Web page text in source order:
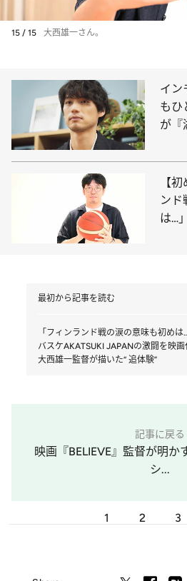
15 / 15 大西雄一さん。
イン
も
が『
【
ンド
は…
最初から記事を読む
「フィンランド戦の涙の意味も初めは…
バスケAKATSUKI JAPANの激闘を映画
大西雄一監督が描いた“ 追体験”
記事に戻る
映画『BELIEVE』監督が明か
シ...
1 2 3